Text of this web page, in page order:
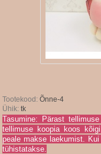
Tootekood:Õnne-4
Ühik:tk
Tasumine: Pärast
tellimuse koopia koos
peale makse laekumist.
tühistatakse.